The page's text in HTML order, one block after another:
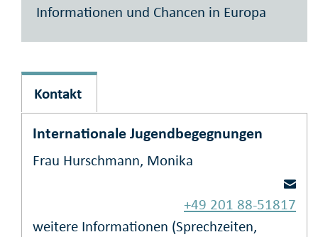
Informationen und Chancen in Europa
Kontakt
Internationale Jugendbegegnungen
Frau Hurschmann, Monika
+49 201 88-51817
weitere Informationen (Sprechzeiten,